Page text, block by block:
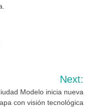
Next:
Modelo inicia nueva
con visión tecnológica